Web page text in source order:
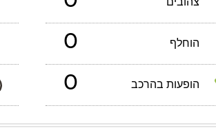
הוחלף 0
הופעות בהרכב 0